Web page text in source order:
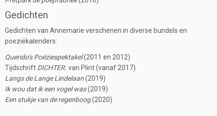
Gedichten
Gedichten van Annemarie verschenen in diverse bundels en
poeziëkalenders:
Querido’s Poëziespektakel(2011 en 2012)
Tijdschrift DICHTER. van Plint (vanaf 2017)
Langs de Lange Lindelaan(2019)
Ik wou dat ik een vogel was(2019)
Een stukje van de regenboog(2020)